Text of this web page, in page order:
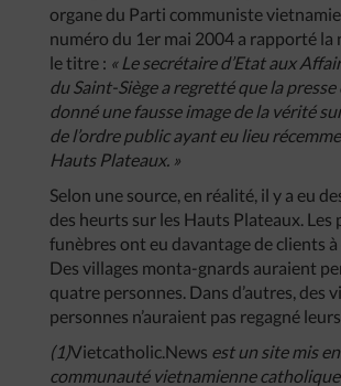
organe du Parti communiste
numéro du 1er mai 2004 a rapporté la
le titre : « Le secrétaire d’Etat aux
du Saint-Siège a regretté que la
donné une fausse image de la vérité
de l’ordre public ayant eu lieu
Hauts Plateaux. »
Selon une source, en réalité, il y a eu
des heurts sur les Hauts Plateaux. Les
funèbres ont eu davantage de clients
Des villages monta-gnards auraient
quatre personnes. Dans d’autres, des
personnes n’auraient pas regagné
(1)Vietcatholic.News est un site mis
communauté vietnamienne